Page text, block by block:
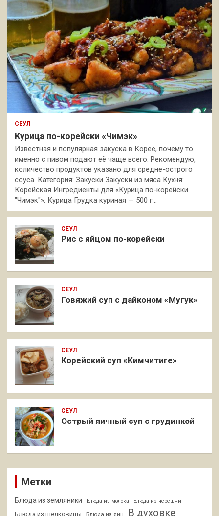
СЕУЛ
Курица по-корейски «Чимэк»
Известная и популярная закуска в Корее, почему то
именно с пивом подают её чаще всего. Рекомендую,
количество продуктов указано для средне-острого
соуса. Категория: Закуски Закуски из мяса Кухня:
Корейская Ингредиенты для «Курица по-корейски
"Чимэк"»: Курица Грудка куриная — 500 г…
СЕУЛ
Рис с яйцом по-корейски
СЕУЛ
Говяжий суп с дайконом «Мугук»
СЕУЛ
Корейский суп «Кимчитиге»
СЕУЛ
Острый яичный суп с грудинкой
Метки
Блюда из земляники Блюда из молока Блюда из черешни
Блюда из шелковицы Блюда из яиц В духовке